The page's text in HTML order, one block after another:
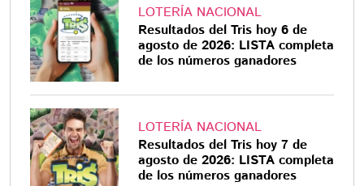
LOTERÍA NACIONAL
Resultados del Tris hoy 6 de
agosto de 2026: LISTA completa
de los números ganadores
LOTERÍA NACIONAL
Resultados del Tris hoy 7 de
agosto de 2026: LISTA completa
de los números ganadores